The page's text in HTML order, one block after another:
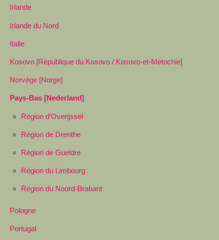
Irlande
Irlande du Nord
Italie
Kosovo [République du Kosovo / Kosovo-et-Métochie]
Norvège [Norge]
Pays-Bas [Nederland]
Région d’Overijssel
Région de Drenthe
Région de Gueldre
Région du Limbourg
Région du Noord-Brabant
Pologne
Portugal